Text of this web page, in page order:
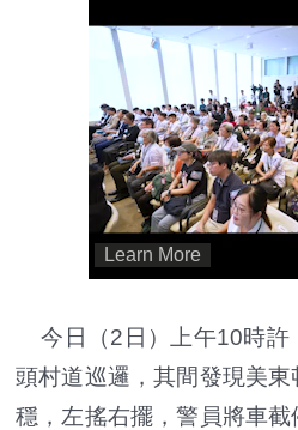
今日（2日）上午10時許
頭村道巡邏，其間發現美
穩，左搖右擺，警員將車